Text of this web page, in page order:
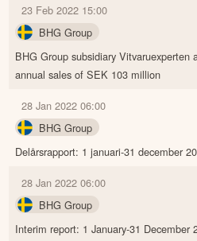
23 Feb 2022 15:00
BHG Group
BHG Group subsidiary Vitvaruexperten
annual sales of SEK 103 million
28 Jan 2022 06:00
BHG Group
Delårsrapport: 1 januari-31 december
28 Jan 2022 06:00
BHG Group
Interim report: 1 January-31 December